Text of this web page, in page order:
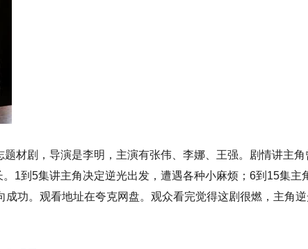
材剧，导演是李明，主演有张伟、李娜、王强。剧情讲主
1到5集讲主角决定逆光出发，遭遇各种小麻烦；6到15集主
功。观看地址在夸克网盘。观众看完觉得这剧很燃，主角